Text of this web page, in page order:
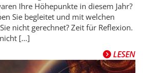
Ihre Höhepunkte in diesem Jahr?
Sie begleitet und mit welchen
nicht gerechnet? Zeit für Reflexion.
[…]
LESEN